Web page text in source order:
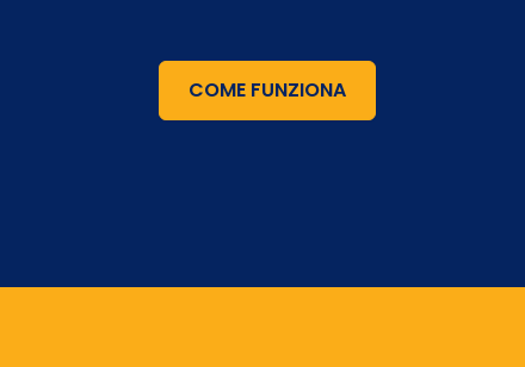
COME FUNZIONA